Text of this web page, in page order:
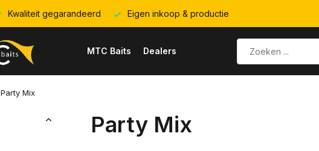
Kwaliteit gegarandeerd Eigen inkoop & productie
MTC Baits Dealers
Party Mix
Party Mix